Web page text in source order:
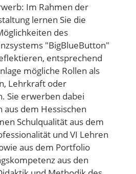
Im Rahmen der
lernen Sie die
des
"BigBlueButton"
entsprechend
mögliche Rollen als
Lehrkraft oder
Sie erwerben dabei
aus dem Hessischen
Schulqualität aus dem
und VI Lehren
aus dem Portfolio
aus den